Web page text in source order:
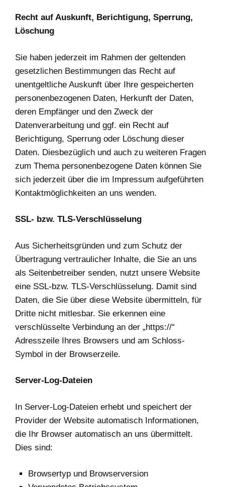
Recht auf Auskunft, Berichtigung, Sperrung,
Löschung
Sie haben jederzeit im Rahmen der geltenden
gesetzlichen Bestimmungen das Recht auf
unentgeltliche Auskunft über Ihre gespeicherten
personenbezogenen Daten, Herkunft der Daten,
deren Empfänger und den Zweck der
Datenverarbeitung und ggf. ein Recht auf
Berichtigung, Sperrung oder Löschung dieser
Daten. Diesbezüglich und auch zu weiteren Fragen
zum Thema personenbezogene Daten können Sie
sich jederzeit über die im Impressum aufgeführten
Kontaktmöglichkeiten an uns wenden.
SSL- bzw. TLS-Verschlüsselung
Aus Sicherheitsgründen und zum Schutz der
Übertragung vertraulicher Inhalte, die Sie an uns
als Seitenbetreiber senden, nutzt unsere Website
eine SSL-bzw. TLS-Verschlüsselung. Damit sind
Daten, die Sie über diese Website übermitteln, für
Dritte nicht mitlesbar. Sie erkennen eine
verschlüsselte Verbindung an der „https://“
Adresszeile Ihres Browsers und am Schloss-
Symbol in der Browserzeile.
Server-Log-Dateien
In Server-Log-Dateien erhebt und speichert der
Provider der Website automatisch Informationen,
die Ihr Browser automatisch an uns übermittelt.
Dies sind:
Browsertyp und Browserversion